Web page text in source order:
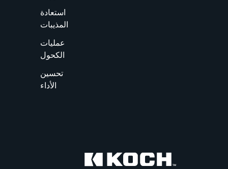
استعادة
المذيبات
عمليات
الكحول
تحسين
الأداء